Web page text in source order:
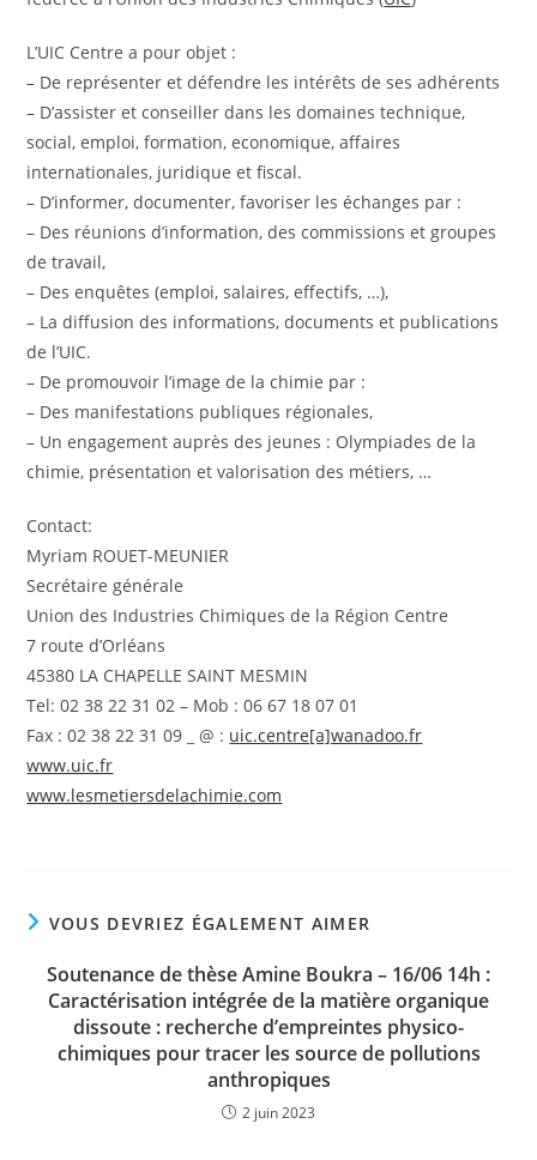
L’UIC Centre a pour objet :
– De représenter et défendre les intérêts de ses adhérents
– D’assister et conseiller dans les domaines technique,
social, emploi, formation, economique, affaires
internationales, juridique et fiscal.
– D’informer, documenter, favoriser les échanges par :
– Des réunions d’information, des commissions et groupes
de travail,
– Des enquêtes (emploi, salaires, effectifs, …),
– La diffusion des informations, documents et publications
de l’UIC.
– De promouvoir l’image de la chimie par :
– Des manifestations publiques régionales,
– Un engagement auprès des jeunes : Olympiades de la
chimie, présentation et valorisation des métiers, …
Contact:
Myriam ROUET-MEUNIER
Secrétaire générale
Union des Industries Chimiques de la Région Centre
7 route d’Orléans
45380 LA CHAPELLE SAINT MESMIN
Tel: 02 38 22 31 02 – Mob : 06 67 18 07 01
Fax : 02 38 22 31 09 _ @ : uic.centre[a]wanadoo.fr
www.uic.fr
www.lesmetiersdelachimie.com
VOUS DEVRIEZ ÉGALEMENT AIMER
Soutenance de thèse Amine Boukra – 16/06 14h :
Caractérisation intégrée de la matière organique
dissoute : recherche d’empreintes physico-
chimiques pour tracer les source de pollutions
anthropiques
2 juin 2023